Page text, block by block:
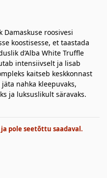
roosivesi
koostisesse, et taastada
d’Alba White Truffle
intensiivselt ja lisab
kaitseb keskkonnast
nahka kleepuvaks,
ja luksuslikult säravaks.
pole seetõttu saadaval.